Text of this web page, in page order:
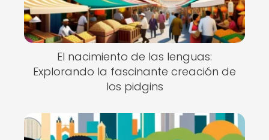
El nacimiento de las lenguas:
Explorando la fascinante creación de
los pidgins